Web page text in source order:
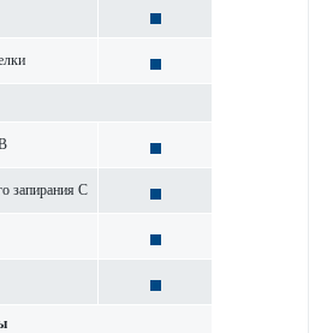
запирания C